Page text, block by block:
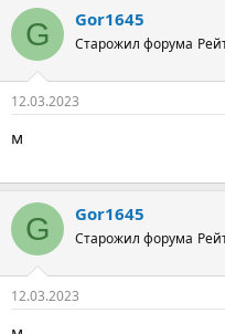
G Gor1645
Старожил форума
12.03.2023
м
G Gor1645
Старожил форума
12.03.2023